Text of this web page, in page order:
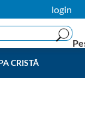
login
CRISTÃ